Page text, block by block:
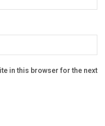
in this browser for the next